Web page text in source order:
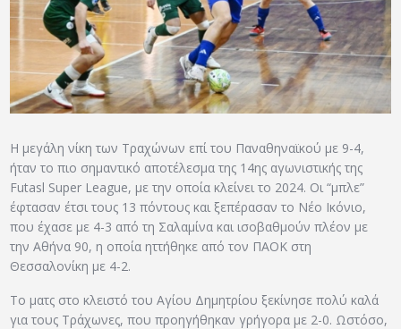
ΑΡΧΕΙΟ
ΕΠΙΚΟΙΝΩΝΙΑ
Η μεγάλη νίκη των Τραχώνων επί του Παναθηναϊκού με 9-4,
ήταν το πιο σημαντικό αποτέλεσμα της 14ης αγωνιστικής της
Futasl Super League, με την οποία κλείνει το 2024. Οι “μπλε”
έφτασαν έτσι τους 13 πόντους και ξεπέρασαν το Νέο Ικόνιο,
που έχασε με 4-3 από τη Σαλαμίνα και ισοβαθμούν πλέον με
την Αθήνα 90, η οποία ηττήθηκε από τον ΠΑΟΚ στη
Θεσσαλονίκη με 4-2.
Το ματς στο κλειστό του Αγίου Δημητρίου ξεκίνησε πολύ καλά
για τους Τράχωνες, που προηγήθηκαν γρήγορα με 2-0. Ωστόσο,